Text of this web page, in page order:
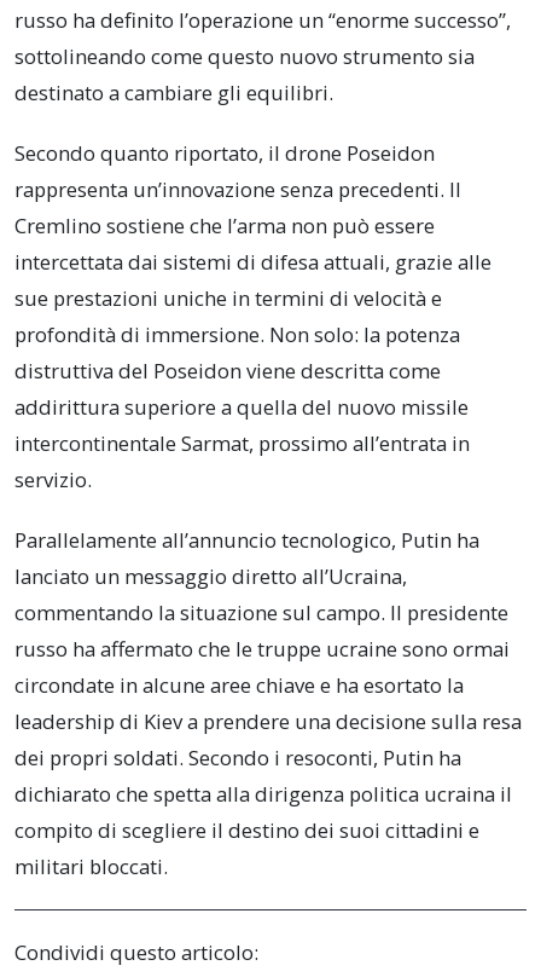
russo ha definito l’operazione un “enorme successo”,
sottolineando come questo nuovo strumento sia
destinato a cambiare gli equilibri.
Secondo quanto riportato, il drone Poseidon
rappresenta un’innovazione senza precedenti. Il
Cremlino sostiene che l’arma non può essere
intercettata dai sistemi di difesa attuali, grazie alle
sue prestazioni uniche in termini di velocità e
profondità di immersione. Non solo: la potenza
distruttiva del Poseidon viene descritta come
addirittura superiore a quella del nuovo missile
intercontinentale Sarmat, prossimo all’entrata in
servizio.
Parallelamente all’annuncio tecnologico, Putin ha
lanciato un messaggio diretto all’Ucraina,
commentando la situazione sul campo. Il presidente
russo ha affermato che le truppe ucraine sono ormai
circondate in alcune aree chiave e ha esortato la
leadership di Kiev a prendere una decisione sulla resa
dei propri soldati. Secondo i resoconti, Putin ha
dichiarato che spetta alla dirigenza politica ucraina il
compito di scegliere il destino dei suoi cittadini e
militari bloccati.
Condividi questo articolo: